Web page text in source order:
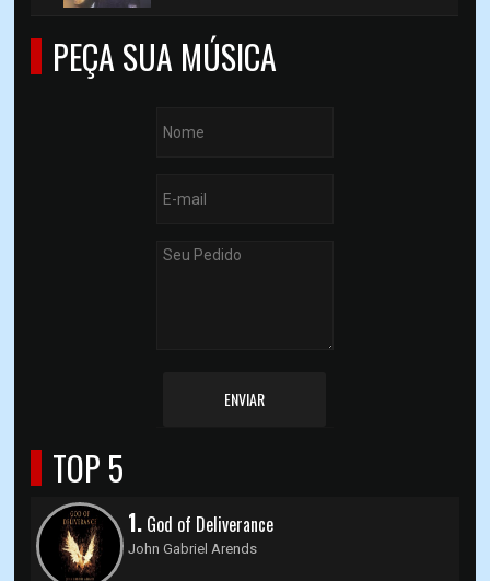
PEÇA SUA MÚSICA
ENVIAR
TOP 5
1. God of Deliverance
John Gabriel Arends